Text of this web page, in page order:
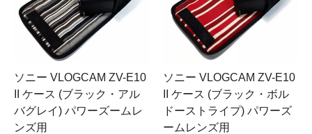
ソニー VLOGCAM ZV-E10
II ケース (ブラック・アル
バグレイ) パワーズームレ
ンズ用
ソニー VLOGCAM ZV-E10
II ケース (ブラック・ボル
ドーストライプ) パワーズ
ームレンズ用